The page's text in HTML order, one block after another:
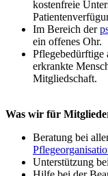
kostenfreie
Im Bereich der
ein offenes Ohr.
Pflegebedürftige
erkrankte
Mitgliedschaft.
Was wir für
Beratung bei
Unterstützung